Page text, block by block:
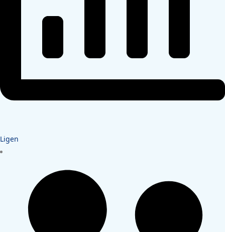
Ligen